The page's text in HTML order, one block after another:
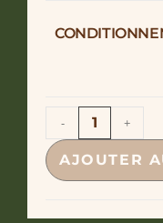
- +
AJOUTER